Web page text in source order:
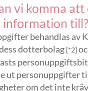
vi komma att
information till?
behandlas av
dotterbolag [*2]
ut personuppgifter
om det inte